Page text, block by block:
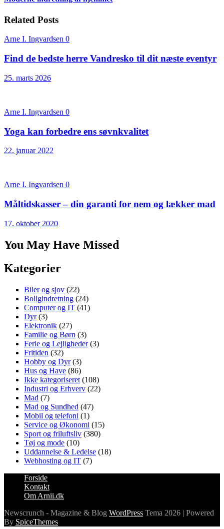
Related Posts
Arne I. Ingvardsen 0
Find de bedste herre Vandresko til dit næste eventyr
25. marts 2026
Arne I. Ingvardsen 0
Yoga kan forbedre ens søvnkvalitet
22. januar 2022
Arne I. Ingvardsen 0
Måltidskasser – din garanti for nem og lækker mad
17. oktober 2020
You May Have Missed
Kategorier
Biler og sjov (22)
Boligindretning (24)
Computer og IT (41)
Dyr(3)
Elektronik (27)
Familie og Børn (3)
Ferie og Lejligheder(3)
Fritiden (32)
Hobby og Dyr(3)
Hus og Have (86)
Ikke kategoriseret (108)
Industri og Erhverv (22)
Mad (7)
Mad og Sundhed (47)
Mobil og telefoni (1)
Service og Økonomi (15)
Sport og friluftsliv (380)
Tøj og mode (10)
Uddannelse & Ledelse (18)
Webhosting og IT (7)
Forside
Kontakt
Om Arnii.dk
Newscrunch - Magazine & Blog WordPress Tema 2026 | Powered
By SpiceThemes